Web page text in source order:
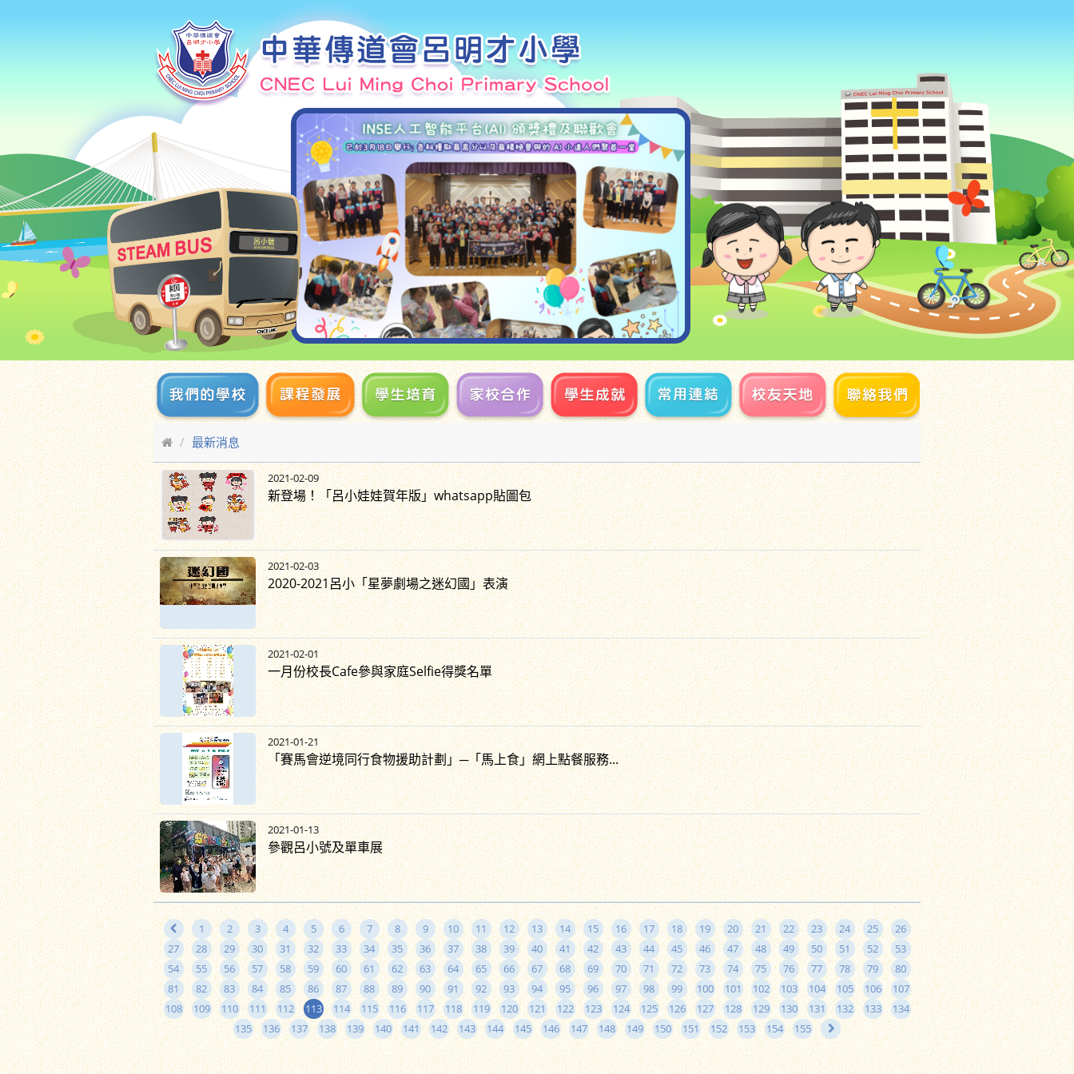
最新消息
2021-02-09
新登場！「呂小娃娃賀年版」whatsapp貼圖包
2021-02-03
2020-2021呂小「星夢劇場之迷幻國」表演
2021-02-01
一月份校長Cafe參與家庭Selfie得獎名單
2021-01-21
「賽馬會逆境同行食物援助計劃」─「馬上食」網上點餐服務...
2021-01-13
參觀呂小號及單車展
1 2 3 4 5 6 7 8 9 10 11 12 13 14 15 16 17 18 19 20 21 22 23 24 25
26
27
28 29 30 31 32 33 34 35 36 37 38 39 40 41 42 43 44 45 46 47 48 49 50 51 52
53
54
55 56 57 58 59 60 61 62 63 64 65 66 67 68 69 70 71 72 73 74 75 76 77 78 79
80
81
82 83 84 85 86 87 88 89 90 91 92 93 94 95 96 97 98 99 100 101 102 103 104 105 106
107
108
109 110 111 112 113 114 115 116 117 118 119 120 121 122 123 124 125 126 127 128 129 130 131 132 133
134
135
136 137 138 139 140 141 142 143 144 145 146 147 148 149 150 151 152 153 154 155